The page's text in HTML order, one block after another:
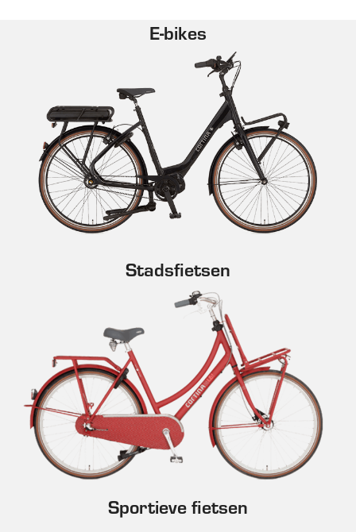
E-bikes
Stadsfietsen
Sportieve fietsen